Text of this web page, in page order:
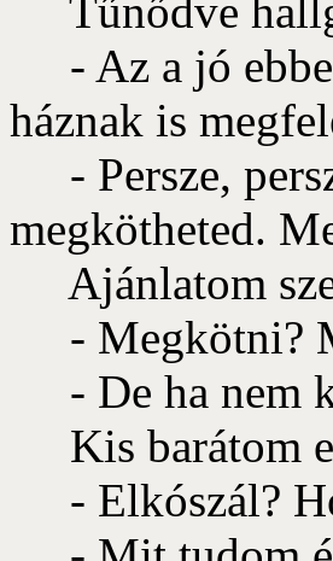
Tűnődve
- Az a jó
háznak is
- Persze,
megkötheted.
Ajánlatom
- Megkötni?
- De ha nem
Kis barátom
- Elkószál?